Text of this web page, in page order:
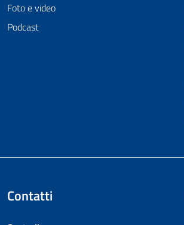
Foto e video
Podcast
Contatti